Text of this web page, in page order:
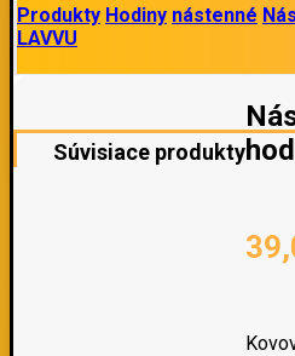
Produkty Hodiny nástenné
LAVVU
Súvisiace produkty